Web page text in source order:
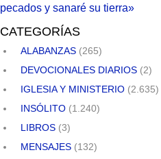
pecados y sanaré su tierra»
CATEGORÍAS
ALABANZAS (265)
DEVOCIONALES DIARIOS (2)
IGLESIA Y MINISTERIO (2.635)
INSÓLITO (1.240)
LIBROS (3)
MENSAJES (132)